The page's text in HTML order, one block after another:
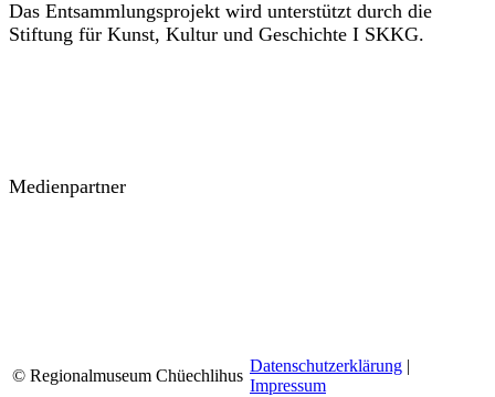
Das Entsammlungsprojekt wird unterstützt durch die
Stiftung für Kunst, Kultur und Geschichte I SKKG.
Medienpartner
© Regionalmuseum Chüechlihus
Datenschutzerklärung |
Impressum